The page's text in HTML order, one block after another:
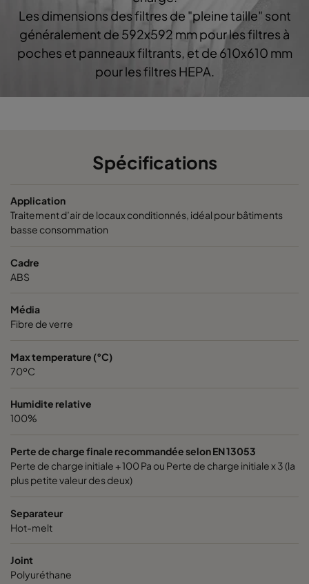
Opakfil ES 2550 ePM2,5 50%
Opakfil ES 2550 ePM2,5 50%
Opakfil ES 2550
Les dimensions des filtres de "pleine taille" sont
généralement de 592x592 mm pour les filtres à
poches et panneaux filtrants, et de 610x610 mm
pour les filtres HEPA.
Spécifications
Application
Traitement d’air de locaux conditionnés, idéal pour bâtiments
basse consommation
Cadre
ABS
Média
Fibre de verre
Max temperature (°C)
70ºC
Humidite relative
100%
Perte de charge finale recommandée selon EN 13053
Perte de charge initiale + 100 Pa ou Perte de charge initiale x 3 (la
plus petite valeur des deux)
Separateur
Hot-melt
Joint
Polyuréthane